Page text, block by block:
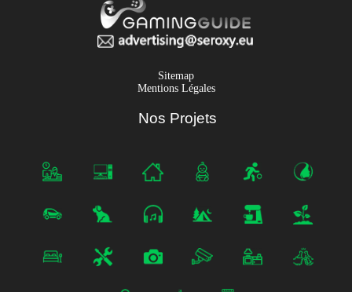
Sitemap
Mentions Légales
Nos Projets